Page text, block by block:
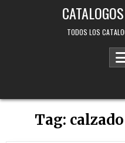
TODOS LOS
Tag: